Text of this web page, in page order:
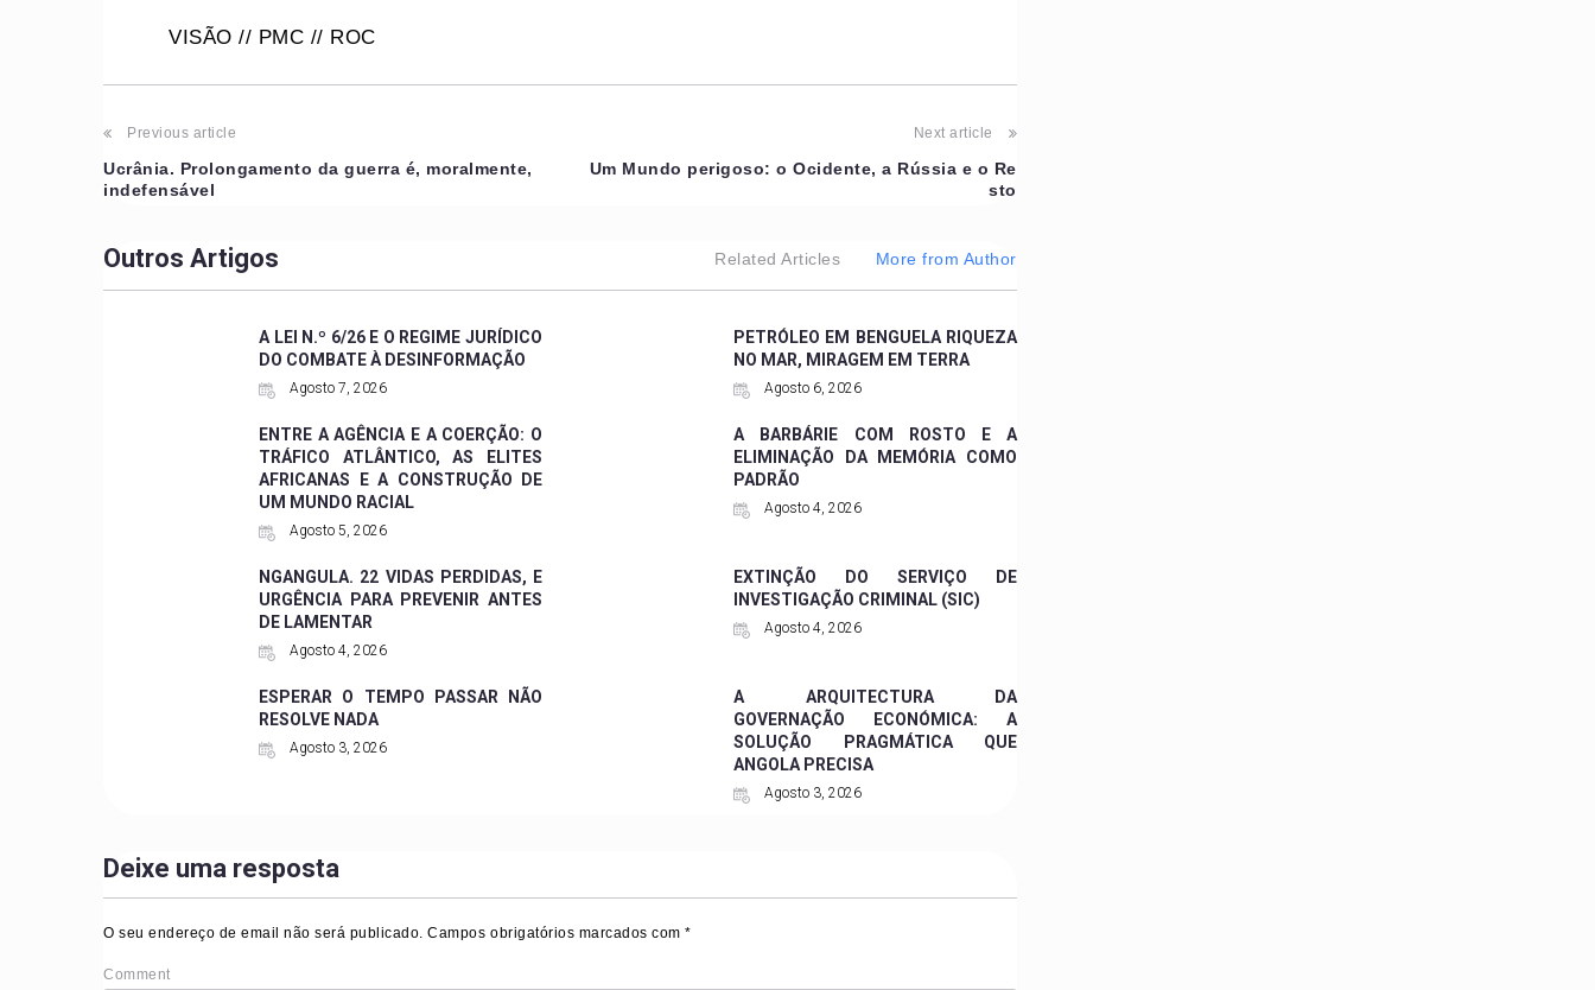
VISÃO // PMC // ROC
Previous article
Ucrânia. Prolongamento da guerra é, moralmente,
indefensável
Next article
Um Mundo perigoso: o Ocidente, a Rússia e o Re
sto
Outros Artigos Related Articles More from Author
A LEI N.º 6/26 E O REGIME JURÍDICO
DO COMBATE À DESINFORMAÇÃO
Agosto 7, 2026
PETRÓLEO EM BENGUELA RIQUEZA
NO MAR, MIRAGEM EM TERRA
Agosto 6, 2026
ENTRE A AGÊNCIA E A COERÇÃO: O
TRÁFICO ATLÂNTICO, AS ELITES
AFRICANAS E A CONSTRUÇÃO DE
UM MUNDO RACIAL
Agosto 5, 2026
A BARBÁRIE COM ROSTO E A
ELIMINAÇÃO DA MEMÓRIA COMO
PADRÃO
Agosto 4, 2026
NGANGULA. 22 VIDAS PERDIDAS, E
URGÊNCIA PARA PREVENIR ANTES
DE LAMENTAR
Agosto 4, 2026
EXTINÇÃO DO SERVIÇO DE
INVESTIGAÇÃO CRIMINAL (SIC)
Agosto 4, 2026
ESPERAR O TEMPO PASSAR NÃO
RESOLVE NADA
Agosto 3, 2026
A ARQUITECTURA DA
GOVERNAÇÃO ECONÓMICA: A
SOLUÇÃO PRAGMÁTICA QUE
ANGOLA PRECISA
Agosto 3, 2026
Deixe uma resposta
O seu endereço de email não será publicado. Campos obrigatórios marcados com*
Comment